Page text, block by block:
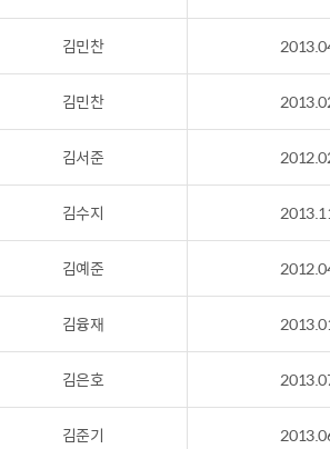
김민찬
김민찬
김서준
김수지
김예준
김융재
김은호
김준기